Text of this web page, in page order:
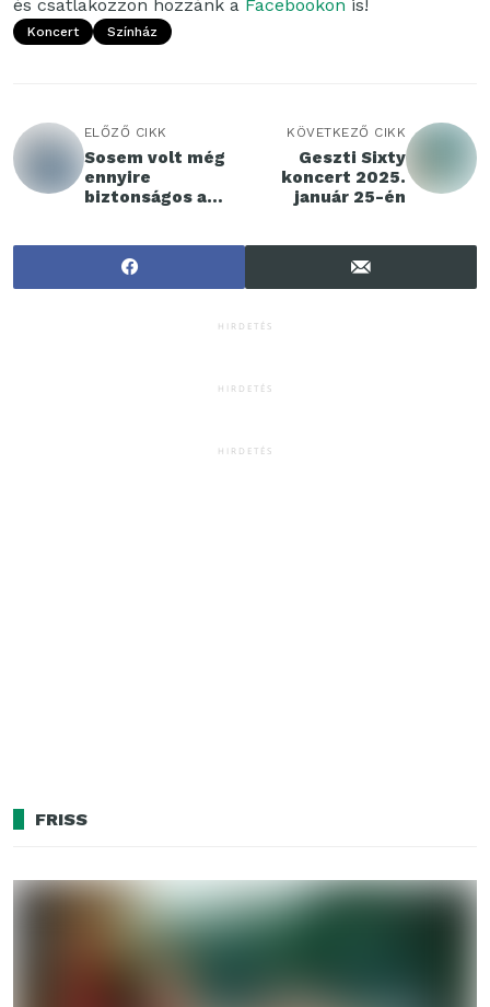
és csatlakozzon hozzánk a Facebookon is!
Koncert Színház
ELŐZŐ CIKK
Sosem volt még
ennyire
biztonságos a
KÖVETKEZŐ CIKK
Geszti Sixty
koncert 2025.
január 25-én
HIRDETÉS
HIRDETÉS
HIRDETÉS
FRISS